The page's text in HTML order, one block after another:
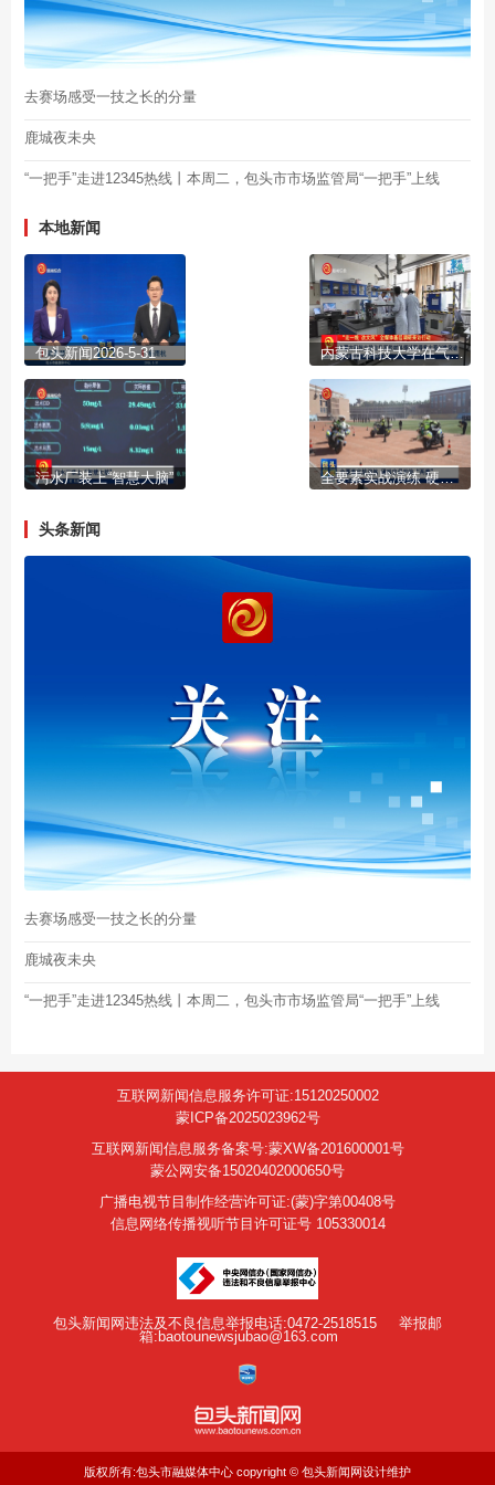
去赛场感受一技之长的分量
鹿城夜未央
“一把手”走进12345热线丨本周二，包头市市场监管局“一把手”上线
本地新闻
包头新闻2026-5-31 内蒙古科技大学在气凝胶材料领域取得重大原创性突破
污水厂装上“智慧大脑” 全要素实战演练 硬核安保护航“两赛”
头条新闻
去赛场感受一技之长的分量
鹿城夜未央
“一把手”走进12345热线丨本周二，包头市市场监管局“一把手”上线
互联网新闻信息服务许可证:15120250002
蒙ICP备2025023962号
互联网新闻信息服务备案号:蒙XW备201600001号
蒙公网安备15020402000650号
广播电视节目制作经营许可证:(蒙)字第00408号
信息网络传播视听节目许可证号 105330014
包头新闻网违法及不良信息举报电话:0472-2518515
举报邮
箱:baotounewsjubao@163.com
版权所有:包头市融媒体中心 copyright © 包头新闻网设计维护